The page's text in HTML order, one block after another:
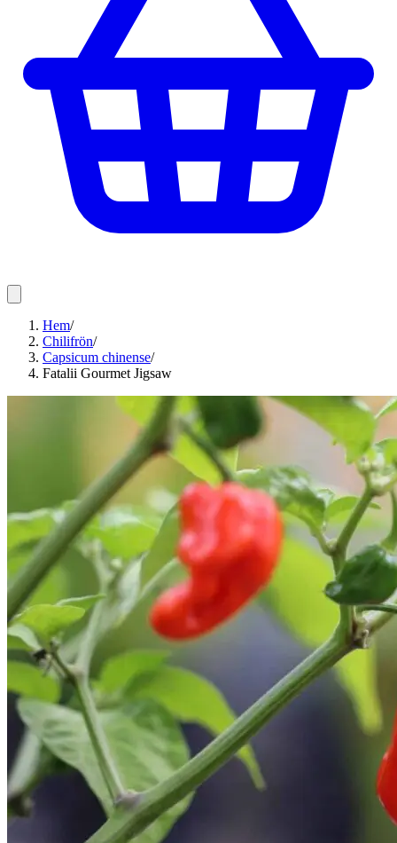
Hem/
Chilifrön/
Capsicum chinense/
Fatalii Gourmet Jigsaw